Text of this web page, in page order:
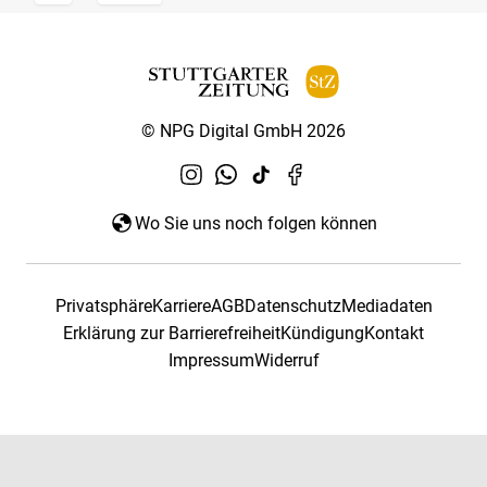
© NPG Digital GmbH 2026
Wo Sie uns noch folgen können
PrivatsphäreKarriereAGBDatenschutzMediadaten
Erklärung zur BarrierefreiheitKündigungKontakt
ImpressumWiderruf